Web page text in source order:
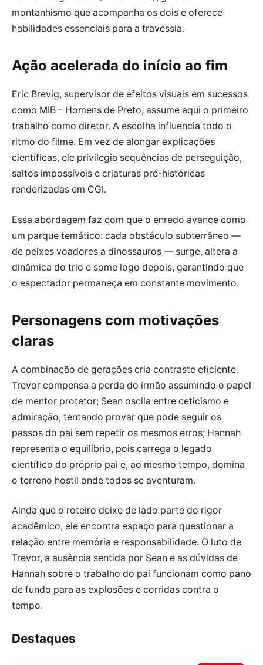
montanhismo que acompanha os dois e oferece
habilidades essenciais para a travessia.
Ação acelerada do início ao fim
Eric Brevig, supervisor de efeitos visuais em sucessos
como MIB – Homens de Preto, assume aqui o primeiro
trabalho como diretor. A escolha influencia todo o
ritmo do filme. Em vez de alongar explicações
científicas, ele privilegia sequências de perseguição,
saltos impossíveis e criaturas pré-históricas
renderizadas em CGI.
Essa abordagem faz com que o enredo avance como
um parque temático: cada obstáculo subterrâneo —
de peixes voadores a dinossauros — surge, altera a
dinâmica do trio e some logo depois, garantindo que
o espectador permaneça em constante movimento.
Personagens com motivações
claras
A combinação de gerações cria contraste eficiente.
Trevor compensa a perda do irmão assumindo o papel
de mentor protetor; Sean oscila entre ceticismo e
admiração, tentando provar que pode seguir os
passos do pai sem repetir os mesmos erros; Hannah
representa o equilíbrio, pois carrega o legado
científico do próprio pai e, ao mesmo tempo, domina
o terreno hostil onde todos se aventuram.
Ainda que o roteiro deixe de lado parte do rigor
acadêmico, ele encontra espaço para questionar a
relação entre memória e responsabilidade. O luto de
Trevor, a ausência sentida por Sean e as dúvidas de
Hannah sobre o trabalho do pai funcionam como pano
de fundo para as explosões e corridas contra o
tempo.
Destaques